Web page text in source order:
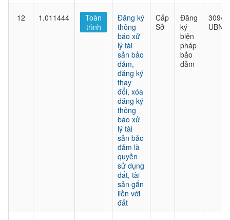
12 1.011444
Toàn
trình
Đăng ký
thông
báo xử
lý tài
sản bảo
đảm,
đăng ký
thay
đổi, xóa
đăng ký
thông
báo xử
lý tài
sản bảo
đảm là
quyền
sử dụng
đất, tài
sản gắn
liền với
đất
Cấp
Sở
Đăng
ký
biện
pháp
bảo
đảm
309/
UBND